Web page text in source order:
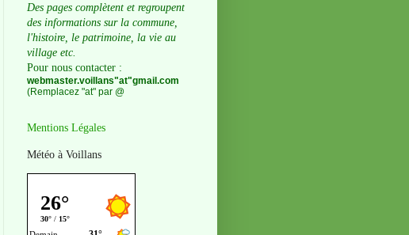
Des pages complètent et regroupent
des informations sur la commune,
l'histoire, le patrimoine, la vie au
village etc.
Pour nous contacter :
webmaster.voillans"at"gmail.com
(Remplacez "at" par @
Mentions Légales
Météo à Voillans